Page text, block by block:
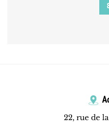
22, rue de